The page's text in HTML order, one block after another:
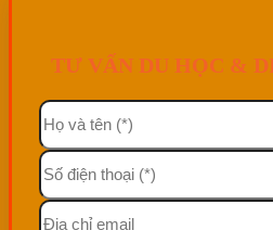
TƯ VẤN DU HỌC &